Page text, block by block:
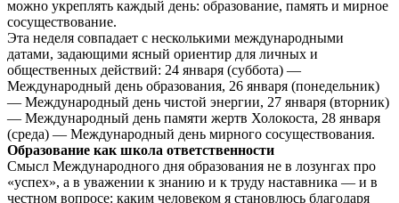
можно укреплять каждый день: образование, память и мирное
сосуществование.
Эта неделя совпадает с несколькими международными
датами, задающими ясный ориентир для личных и
общественных действий: 24 января (суббота) —
Международный день образования, 26 января (понедельник)
— Международный день чистой энергии, 27 января (вторник)
— Международный день памяти жертв Холокоста, 28 января
(среда) — Международный день мирного сосуществования.
Образование как школа ответственности
Смысл Международного дня образования не в лозунгах про
«успех», а в уважении к знанию и к труду наставника — и в
честном вопросе: каким человеком я становлюсь благодаря